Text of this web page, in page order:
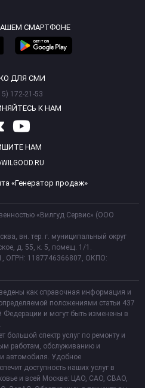
СМАРТФОНЕ
ДЛЯ СМИ
172-21-53
К НАМ
НАМ
«Генератор продаж»
«Вилгуд Сервис» (ООО
вн. тер. г. муниципальный округ
д. 55, к. 5, помещ. 1/1.
ОГРН: 1187746366807, ОКПО:
как справочная информация и
положениями статьи 437
Федерации и могут быть изменены в
большой спектр услуг по ремонту и
работам, обслуживанию и
автомобиля. Удобное
доступность наших услуг в
и всей Москве: ЦАО, САО, СВАО,